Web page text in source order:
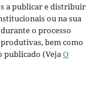
a publicar e distribuir
ou na sua
o processo
bem como
publicado (VejaO